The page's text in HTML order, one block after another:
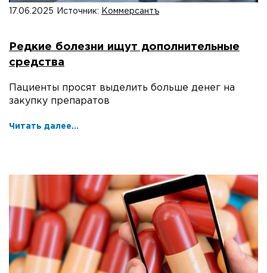
17.06.2025 Источник: Коммерсантъ
Редкие болезни ищут дополнительные
средства
Пациенты просят выделить больше денег на
закупку препаратов
Читать далее...